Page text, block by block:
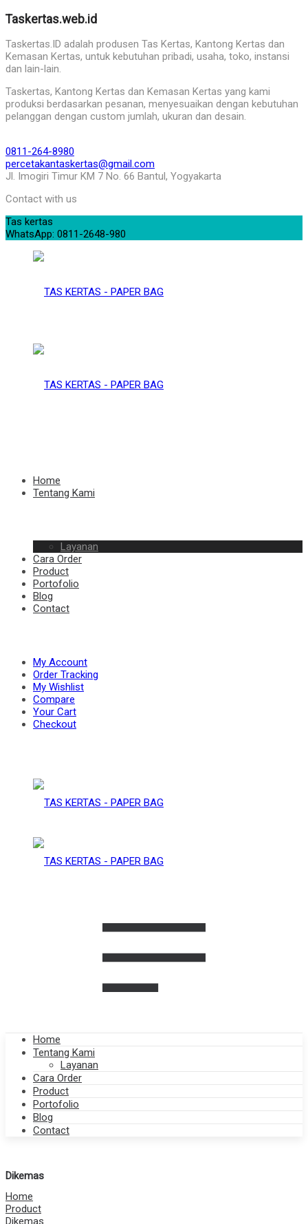
Taskertas.web.id
Taskertas.ID adalah produsen Tas Kertas, Kantong Kertas dan
Kemasan Kertas, untuk kebutuhan pribadi, usaha, toko, instansi
dan lain-lain.
Taskertas, Kantong Kertas dan Kemasan Kertas yang kami
produksi berdasarkan pesanan, menyesuaikan dengan kebutuhan
pelanggan dengan custom jumlah, ukuran dan desain.
0811-264-8980
percetakantaskertas@gmail.com
Jl. Imogiri Timur KM 7 No. 66 Bantul, Yogyakarta
Contact with us
Tas kertas
WhatsApp: 0811-2648-980
–
BAG
KERTAS
PAPER
BAG
Home
Tentang Kami
Layanan
Cara Order
Product
Portofolio
Blog
Contact
My Account
Order Tracking
My Wishlist
Compare
Your Cart
Checkout
Home
Tentang Kami
Layanan
Cara Order
Product
Portofolio
Blog
Contact
Dikemas
Home
Product
Dikemas